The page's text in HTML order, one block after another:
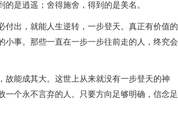
是逍遥；舍得施舍，得到的是美名。
付出，就能人生逆转，一步登天。真正有价值的
事。那些一直在一步一步往前走的人，终究会
故能成其大。这世上从来就没有一步登天的神
个永不言弃的人。只要方向足够明确，信念足